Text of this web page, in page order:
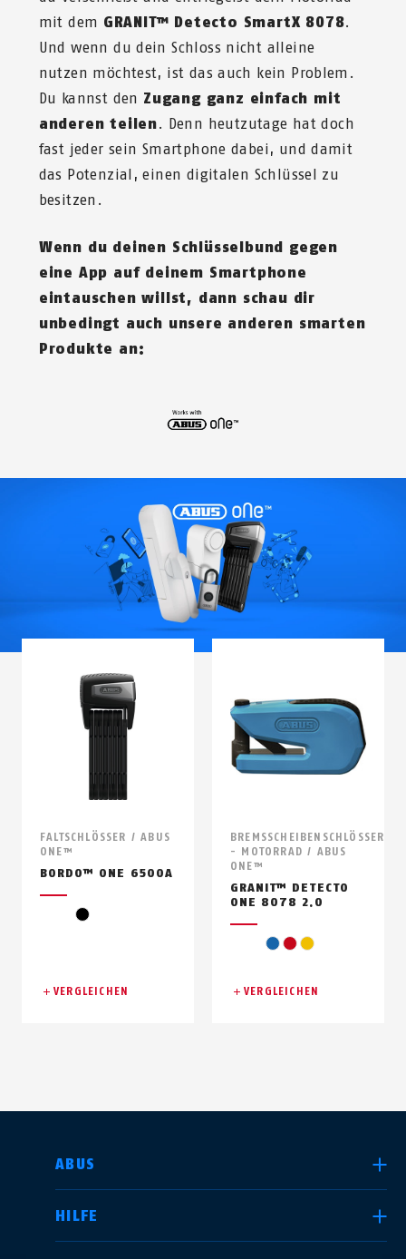
mit dem GRANIT™ Detecto SmartX 8078.
Und wenn du dein Schloss nicht alleine
nutzen möchtest, ist das auch kein Problem.
Du kannst den Zugang ganz einfach mit
anderen teilen. Denn heutzutage hat doch
fast jeder sein Smartphone dabei, und damit
das Potenzial, einen digitalen Schlüssel zu
besitzen.
Wenn du deinen Schlüsselbund gegen
eine App auf deinem Smartphone
eintauschen willst, dann schau dir
unbedingt auch unsere anderen smarten
Produkte an:
FALTSCHLÖSSER / ABUS
ONE™
BORDO™ ONE 6500A
black
VERGLEICHEN
BREMSSCHEIBENSCHLÖSSER
- MOTORRAD / ABUS
ONE™
GRANIT™ DETECTO
ONE 8078 2.0
blueredyellow
VERGLEICHEN
ABUS
HILFE
LAND AUSWÄHLEN